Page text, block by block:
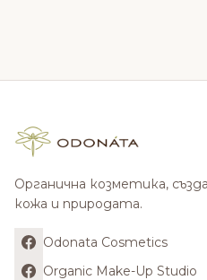
Органична козметика,
кожа и природата.
Odonata Cosmetics
Organic Make-Up Studio